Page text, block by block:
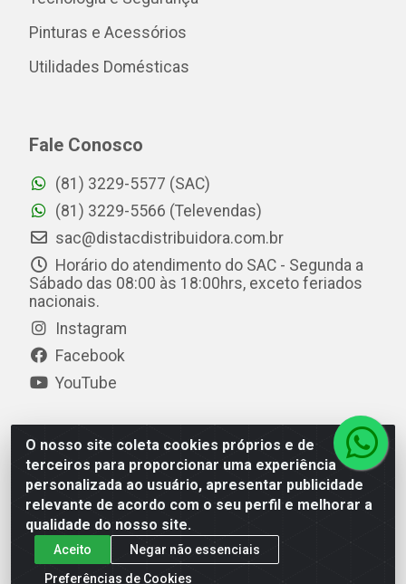
O nosso site coleta cookies próprios e de
terceiros para proporcionar uma experiência
personalizada ao usuário, apresentar publicidade
relevante de acordo com o seu perfil e melhorar a
qualidade do nosso site.
Aceito
Negar não essenciais
Preferências de Cookies
Pinturas e Acessórios
Utilidades Domésticas
Fale Conosco
(81) 3229-5577 (SAC)
(81) 3229-5566 (Televendas)
sac@distacdistribuidora.com.br
Horário do atendimento do SAC - Segunda a
Sábado das 08:00 às 18:00hrs, exceto feriados
nacionais.
Instagram
Facebook
YouTube
Distac Distribuidora - Av. Durval de Góes Monteiro, 7049
- Jardim Petrópolis - Maceió/AL - CEP 57061-000 - CNPJ
08.072.649/0001-20